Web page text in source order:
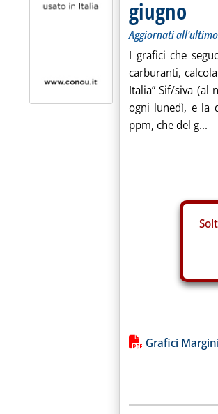
giugno
Aggiornati
I grafici che
carburanti,
Italia” Sif/siva (al
ogni lunedì, e la
ppm, che del g...
Lista allegati
Grafici Margini